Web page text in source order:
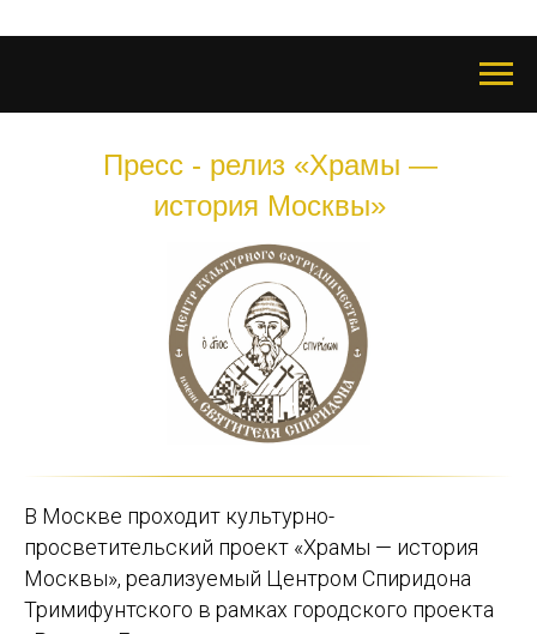
Пресс - релиз «Храмы —
история Москвы»
В Москве проходит культурно-
просветительский проект «Храмы — история
Москвы», реализуемый Центром Спиридона
Тримифунтского в рамках городского проекта